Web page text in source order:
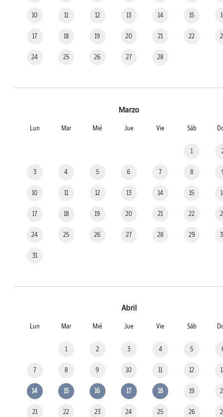
10 11 12 13 14 15
17 18 19 20 21 22
24 25 26 27 28
Marzo
Lun Mar Mié Jue Vie Sáb
1
3 4 5 6 7 8
10 11 12 13 14 15
17 18 19 20 21 22
24 25 26 27 28 29
31
Abril
Lun Mar Mié Jue Vie Sáb
1 2 3 4 5
7 8 9 10 11 12
14 15 16 17 18 19
21 22 23 24 25 26